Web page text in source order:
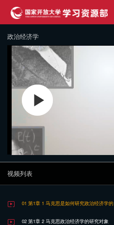
政治经济学
视频列表
01 第1章 1 马克思是如何研究政治经济学的
02 第1章 2 马克思政治经济学的研究对象